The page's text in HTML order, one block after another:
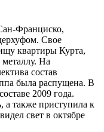
Франциско,
Свое
квартиры Курта,
На
состав
была распущена. В
2009 года.
а также приступила к
свет в октябре